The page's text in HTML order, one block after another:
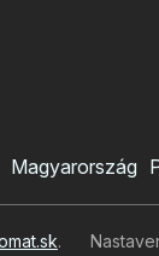
Magyarország
.